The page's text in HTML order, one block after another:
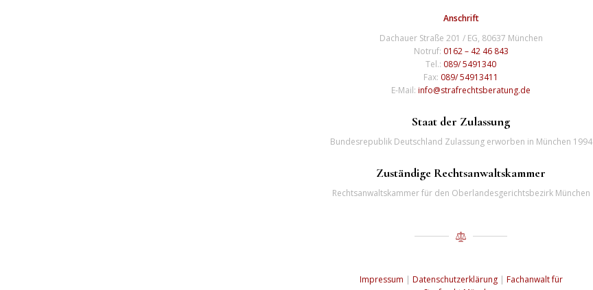
Anschrift
Dachauer Straße 201 / EG, 80637 München
Notruf: 0162 – 42 46 843
Tel.: 089/ 5491340
Fax: 089/ 54913411
E-Mail:info@strafrechtsberatung.de
Staat der Zulassung
Bundesrepublik Deutschland Zulassung erworben in München 1994
Zuständige Rechtsanwaltskammer
Rechtsanwaltskammer für den Oberlandesgerichtsbezirk München
Impressum | Datenschutzerklärung| Fachanwalt für